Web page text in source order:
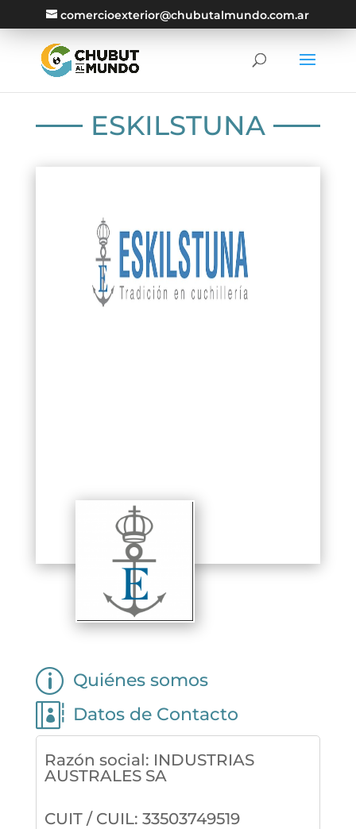
comercioexterior@chubutalmundo.com.ar
ESKILSTUNA
p Quiénes somos
 Datos de Contacto
Razón social: INDUSTRIAS
AUSTRALES SA
CUIT / CUIL: 33503749519